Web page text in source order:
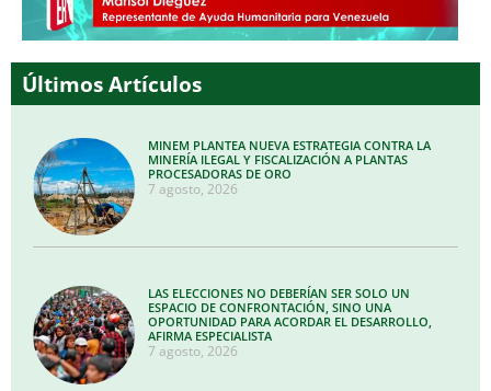
Últimos Artículos
MINEM PLANTEA NUEVA ESTRATEGIA CONTRA LA
MINERÍA ILEGAL Y FISCALIZACIÓN A PLANTAS
PROCESADORAS DE ORO
7 agosto, 2026
LAS ELECCIONES NO DEBERÍAN SER SOLO UN
ESPACIO DE CONFRONTACIÓN, SINO UNA
OPORTUNIDAD PARA ACORDAR EL DESARROLLO,
AFIRMA ESPECIALISTA
7 agosto, 2026